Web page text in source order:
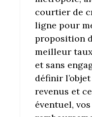
courtier de
ligne pour
proposition
meilleur
et sans
définir
revenus et
éventuel,